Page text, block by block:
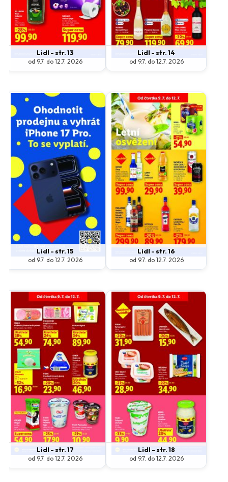
Lidl - str. 13
od 9.7. do 12.7. 2026
Lidl - str. 14
od 9.7. do 12.7. 2026
Lidl - str. 15
od 9.7. do 12.7. 2026
Lidl - str. 16
od 9.7. do 12.7. 2026
Lidl - str. 17
od 9.7. do 12.7. 2026
Lidl - str. 18
od 9.7. do 12.7. 2026